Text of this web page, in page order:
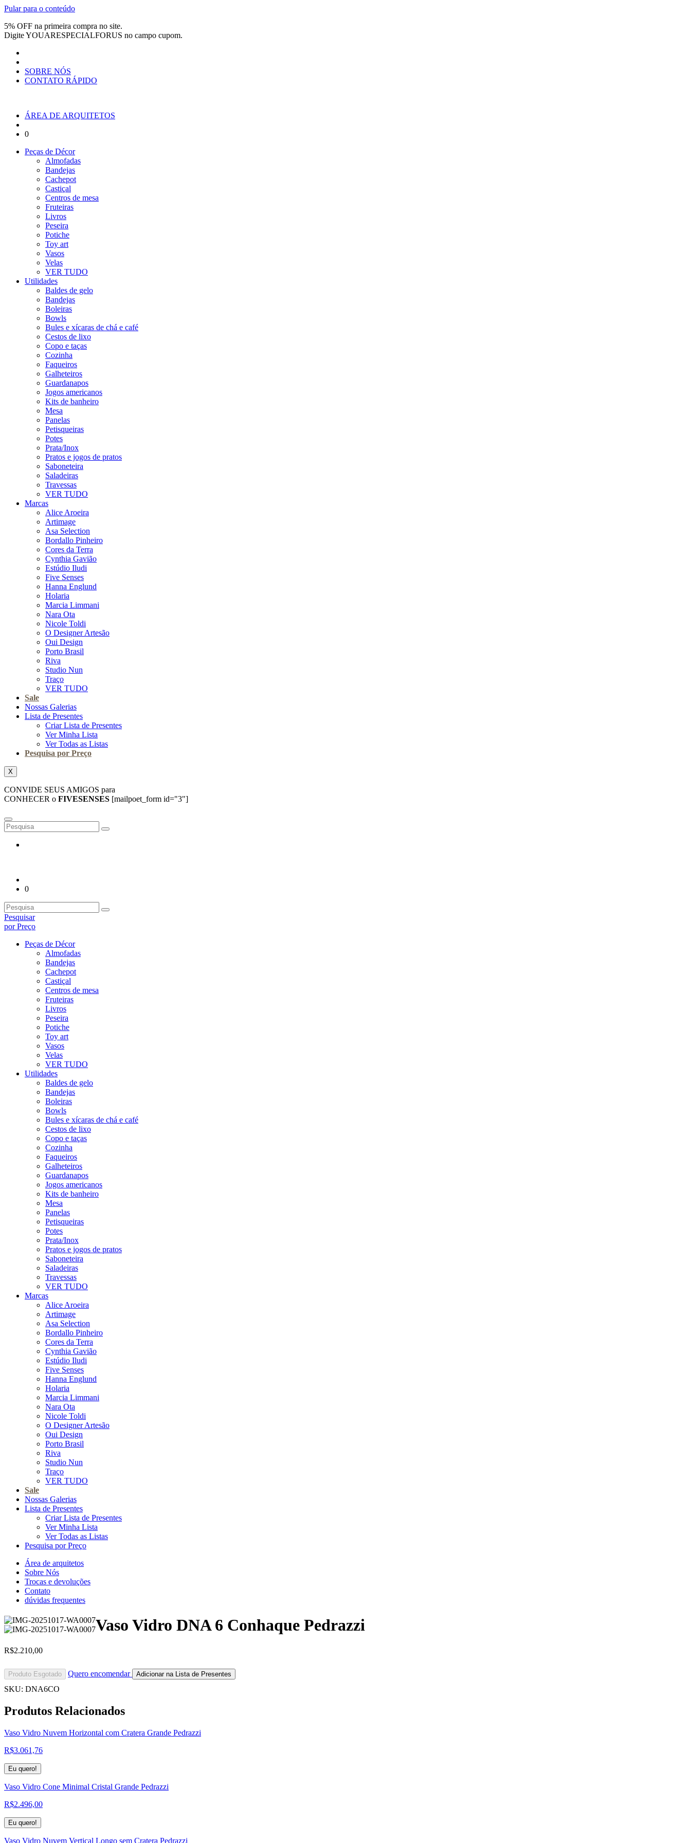
Pular para o conteúdo
5% OFF na primeira compra no site.
DigiteYOUARESPECIALFORUS no campo cupom.
SOBRE NÓS
CONTATO RÁPIDO
ÁREA DE ARQUITETOS
0
Peças de Décor
Almofadas
Bandejas
Cachepot
Castiçal
Centros de mesa
Fruteiras
Livros
Peseira
Potiche
Toy art
Vasos
Velas
VER TUDO
Utilidades
Baldes de gelo
Bandejas
Boleiras
Bowls
Bules e xícaras de chá e café
Cestos de lixo
Copo e taças
Cozinha
Faqueiros
Galheteiros
Guardanapos
Jogos americanos
Kits de banheiro
Mesa
Panelas
Petisqueiras
Potes
Prata/Inox
Pratos e jogos de pratos
Saboneteira
Saladeiras
Travessas
VER TUDO
Marcas
Alice Aroeira
Artimage
Asa Selection
Bordallo Pinheiro
Cores da Terra
Cynthia Gavião
Estúdio Iludi
Five Senses
Hanna Englund
Holaria
Marcia Limmani
Nara Ota
Nicole Toldi
O Designer Artesão
Oui Design
Porto Brasil
Riva
Studio Nun
Traço
VER TUDO
Sale
Nossas Galerias
Lista de Presentes
Criar Lista de Presentes
Ver Minha Lista
Ver Todas as Listas
Pesquisa por Preço
X
CONVIDE SEUS AMIGOS para
CONHECER o FIVESENSES [mailpoet_form id="3"]
0
Pesquisar
por Preço
Peças de Décor
Almofadas
Bandejas
Cachepot
Castiçal
Centros de mesa
Fruteiras
Livros
Peseira
Potiche
Toy art
Vasos
Velas
VER TUDO
Utilidades
Baldes de gelo
Bandejas
Boleiras
Bowls
Bules e xícaras de chá e café
Cestos de lixo
Copo e taças
Cozinha
Faqueiros
Galheteiros
Guardanapos
Jogos americanos
Kits de banheiro
Mesa
Panelas
Petisqueiras
Potes
Prata/Inox
Pratos e jogos de pratos
Saboneteira
Saladeiras
Travessas
VER TUDO
Marcas
Alice Aroeira
Artimage
Asa Selection
Bordallo Pinheiro
Cores da Terra
Cynthia Gavião
Estúdio Iludi
Five Senses
Hanna Englund
Holaria
Marcia Limmani
Nara Ota
Nicole Toldi
O Designer Artesão
Oui Design
Porto Brasil
Riva
Studio Nun
Traço
VER TUDO
Sale
Nossas Galerias
Lista de Presentes
Criar Lista de Presentes
Ver Minha Lista
Ver Todas as Listas
Pesquisa por Preço
Área de arquitetos
Sobre Nós
Trocas e devoluções
Contato
dúvidas frequentes
Vaso Vidro DNA 6 Conhaque Pedrazzi
R$2.210,00
Produto Esgotado Quero encomendar Adicionar na Lista de Presentes
SKU: DNA6CO
Produtos Relacionados
Vaso Vidro Nuvem Horizontal com Cratera Grande Pedrazzi
R$3.061,76
Eu quero!
Vaso Vidro Cone Minimal Cristal Grande Pedrazzi
R$2.496,00
Eu quero!
Vaso Vidro Nuvem Vertical Longo sem Cratera Pedrazzi